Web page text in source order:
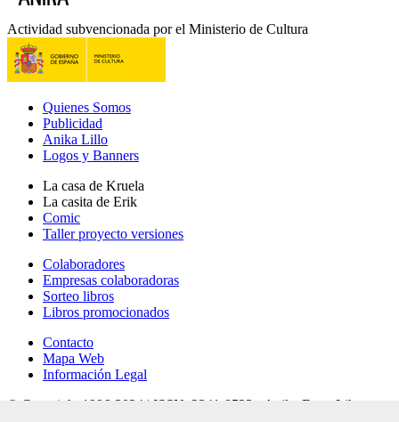
Actividad subvencionada por el Ministerio de Cultura
Quienes Somos
Publicidad
Anika Lillo
Logos y Banners
La casa de Kruela
La casita de Erik
Comic
Taller proyecto versiones
Colaboradores
Empresas colaboradoras
Sorteo libros
Libros promocionados
Contacto
Mapa Web
Información Legal
© Copyright 1996-2024 | ISSN: 2341-0523 - Anika Entre Libros